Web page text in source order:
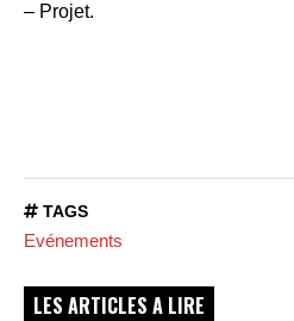
– Projet.
TAGS
Evénements
LES ARTICLES A LIRE